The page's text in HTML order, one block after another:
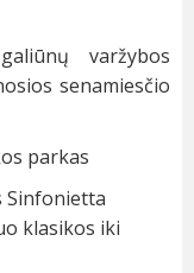
varžybos
senamiesčio
parkas
Sinfonietta
klasikos iki